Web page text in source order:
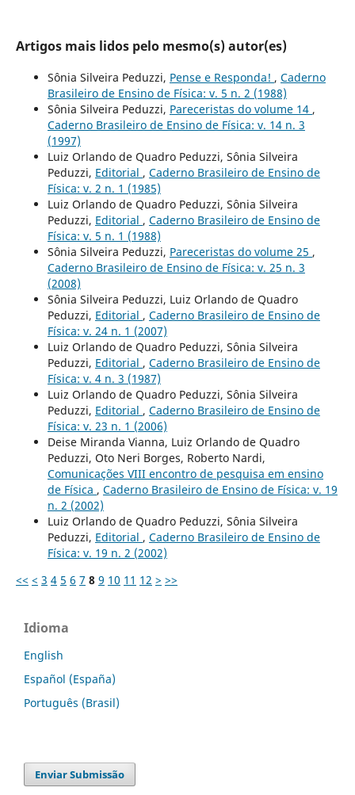
Artigos mais lidos pelo mesmo(s) autor(es)
Sônia Silveira Peduzzi, Pense e Responda! , Caderno
Brasileiro de Ensino de Física: v. 5 n. 2 (1988)
Sônia Silveira Peduzzi, Pareceristas do volume 14 ,
Caderno Brasileiro de Ensino de Física: v. 14 n. 3
(1997)
Luiz Orlando de Quadro Peduzzi, Sônia Silveira
Peduzzi, Editorial , Caderno Brasileiro de Ensino de
Física: v. 2 n. 1 (1985)
Luiz Orlando de Quadro Peduzzi, Sônia Silveira
Peduzzi, Editorial , Caderno Brasileiro de Ensino de
Física: v. 5 n. 1 (1988)
Sônia Silveira Peduzzi, Pareceristas do volume 25 ,
Caderno Brasileiro de Ensino de Física: v. 25 n. 3
(2008)
Sônia Silveira Peduzzi, Luiz Orlando de Quadro
Peduzzi, Editorial , Caderno Brasileiro de Ensino de
Física: v. 24 n. 1 (2007)
Luiz Orlando de Quadro Peduzzi, Sônia Silveira
Peduzzi, Editorial , Caderno Brasileiro de Ensino de
Física: v. 4 n. 3 (1987)
Luiz Orlando de Quadro Peduzzi, Sônia Silveira
Peduzzi, Editorial , Caderno Brasileiro de Ensino de
Física: v. 23 n. 1 (2006)
Deise Miranda Vianna, Luiz Orlando de Quadro
Peduzzi, Oto Neri Borges, Roberto Nardi,
Comunicações VIII encontro de pesquisa em ensino
de Física , Caderno Brasileiro de Ensino de Física: v. 19
n. 2 (2002)
Luiz Orlando de Quadro Peduzzi, Sônia Silveira
Peduzzi, Editorial , Caderno Brasileiro de Ensino de
Física: v. 19 n. 2 (2002)
<< < 3 4 5 6 7 8 9 10 11 12 > >>
Idioma
English
Español (España)
Português (Brasil)
Enviar Submissão